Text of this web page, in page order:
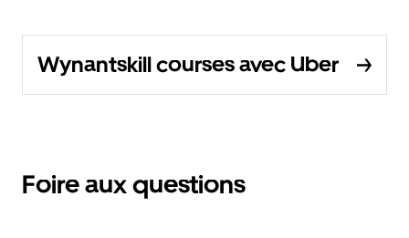
Wynantskill courses avec Uber
Foire aux questions